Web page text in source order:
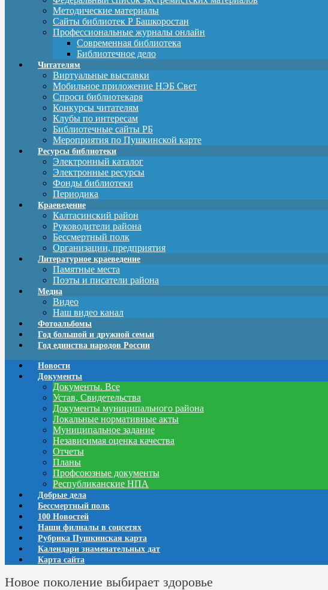
Методические материалы
Сайты библиотек Р Башкоростан
Профессиональные журналы онлайн
Современная библиотека
Библиотечное дело
Читателям
Виртуальные выставки
Мобильное приложение НЭБ Свет
Спроси библиотекаря
Конкурсы читателям
Клубы по интересам
Библиотечные сайты РБ
Мероприятия по Пушкинской карте
Ресурсы библиотеки
Электронный каталог
Электронные ресурсы
Фонды библиотеки
Периодика
Краеведение
Калтасинский район
Руководители района
Бессмертный полк
Организации, предприятия
Литературное краеведение
Памятные места
Поэты и писатели района
Медиа
Видео
Наш видео канал
Фотоальбомы
Год большой и дружной семьи
Год единства народов России
Новости
Документы
Документы. Все
Устав, Свидетельства
Документы муниципального района
Локальные нормативные акты
Муниципальное задание
Независимая оценка качества
Отчеты
Планы
Профсоюзные документы
Республиканские НПА
Добрые дела
Бессмертный полк
100 Новостей
Наши филиалы в соцсетях
Рубрика Пушкинская карта
Календари знаменательных дат
Карта сайта
Новое поколение выбирает здоровье